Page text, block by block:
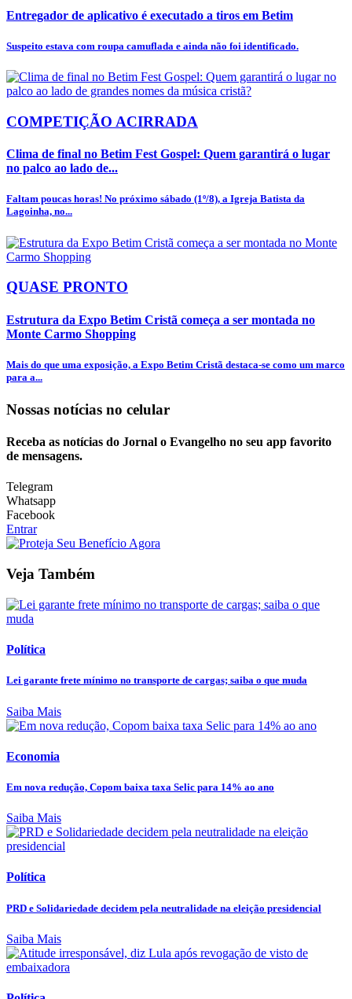
Entregador de aplicativo é executado a tiros em Betim
Suspeito estava com roupa camuflada e ainda não foi identificado.
COMPETIÇÃO ACIRRADA
Clima de final no Betim Fest Gospel: Quem garantirá o lugar
no palco ao lado de...
Faltam poucas horas! No próximo sábado (1º/8), a Igreja Batista da
Lagoinha, no...
QUASE PRONTO
Estrutura da Expo Betim Cristã começa a ser montada no
Monte Carmo Shopping
Mais do que uma exposição, a Expo Betim Cristã destaca-se como um marco
para a...
Nossas notícias no celular
Receba as notícias do Jornal o Evangelho no seu app favorito
de mensagens.
Telegram
Whatsapp
Facebook
Entrar
Veja Também
Política
Lei garante frete mínimo no transporte de cargas; saiba o que muda
Saiba Mais
Economia
Em nova redução, Copom baixa taxa Selic para 14% ao ano
Saiba Mais
Política
PRD e Solidariedade decidem pela neutralidade na eleição presidencial
Saiba Mais